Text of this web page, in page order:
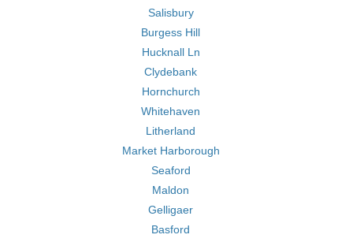
Salisbury
Burgess Hill
Hucknall Ln
Clydebank
Hornchurch
Whitehaven
Litherland
Market Harborough
Seaford
Maldon
Gelligaer
Basford